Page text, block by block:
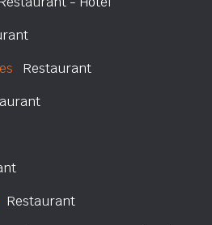
Restaurant
Restaurant